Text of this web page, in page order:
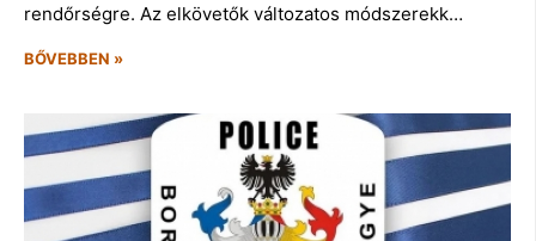
rendőrségre. Az elkövetők változatos módszerekk…
BŐVEBBEN »